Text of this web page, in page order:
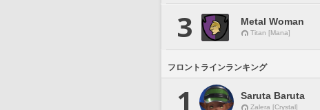
3 Metal Woman
Titan [Mana]
フロントラインランキング
1 Saruta Baruta
Zalera [Crystal]